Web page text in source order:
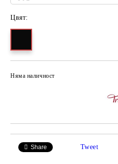
Цвят:
Няма наличност
Share Tweet